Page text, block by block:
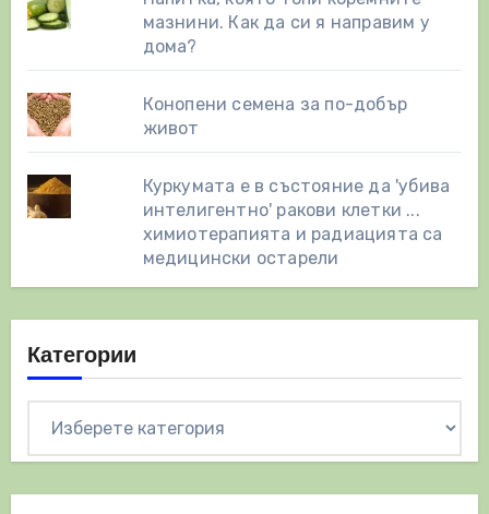
мазнини. Как да си я направим у
дома?
Конопени семена за по-добър
живот
Куркумата е в състояние да 'убива
интелигентно' ракови клетки ...
химиотерапията и радиацията са
медицински остарели
Категории